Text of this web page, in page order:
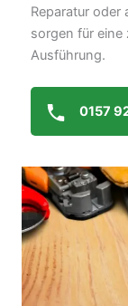
Reparatur oder
sorgen für eine
Ausführung.
0157